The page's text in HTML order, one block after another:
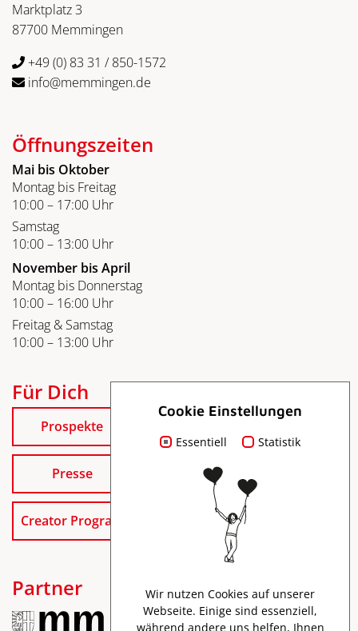
Marktplatz 3
87700 Memmingen
+49 (0) 83 31 / 850-1572
info@memmingen.de
Öffnungszeiten
Mai bis Oktober
Montag bis Freitag
10:00 – 17:00 Uhr
Samstag
10:00 – 13:00 Uhr
November bis April
Montag bis Donnerstag
10:00 – 16:00 Uhr
Freitag & Samstag
10:00 – 13:00 Uhr
Für Dich
Prospekte
Presse
Creator Program
Partner
Cookie Einstellungen
Essentiell Statistik
Wir nutzen Cookies auf unserer
Webseite. Einige sind essenziell,
während andere uns helfen, Ihnen